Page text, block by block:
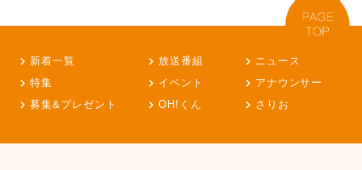
新着一覧 放送番組
ニュース
特集
イベント
アナウンサー
募集&プレゼント
OH!くん さりお